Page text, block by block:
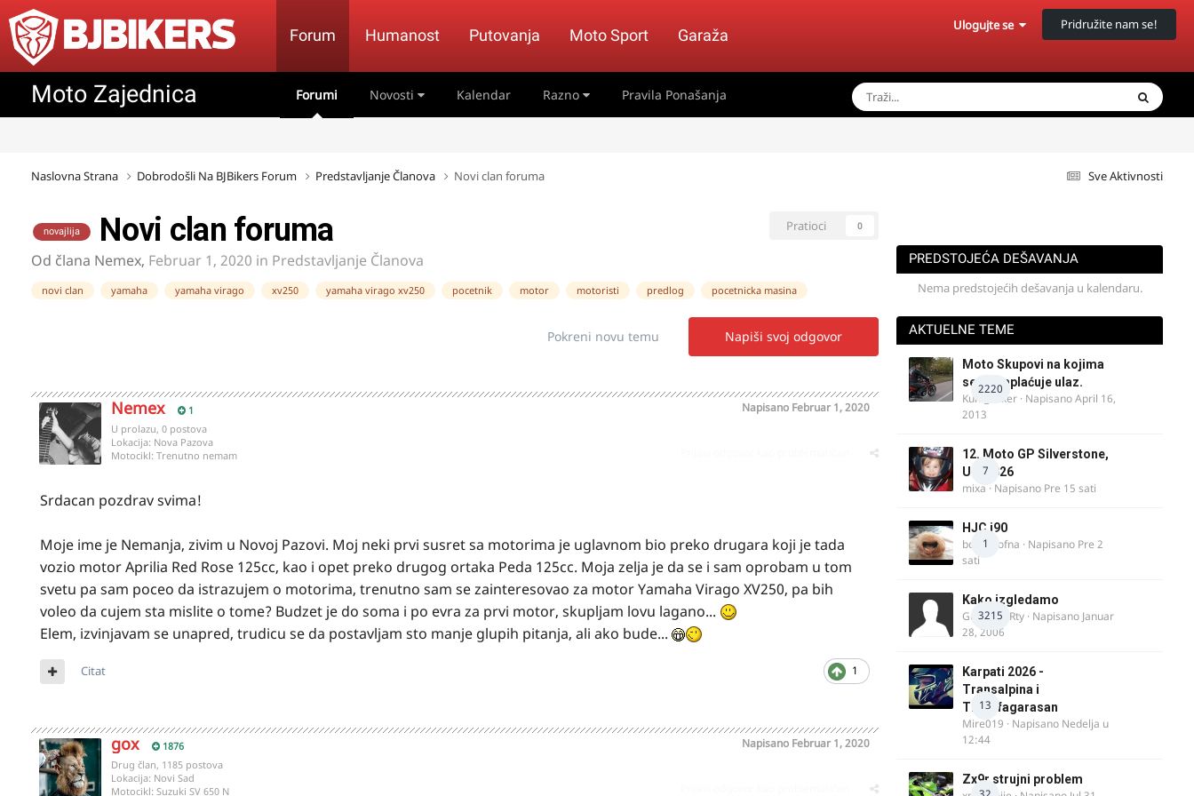
Forum Humanost Putovanja Moto Sport Garaža
Ulogujte se Pridružite nam se!
Moto Zajednica Forumi Novosti Kalendar Razno Pravila Ponašanja
Sve Aktivnosti
Naslovna Strana Dobrodošli Na BJBikers Forum Predstavljanje Članova Novi clan foruma
Pratioci 0
novajlija Novi clan foruma
Od člana Nemex, Februar 1, 2020 in Predstavljanje Članova
novi clan yamaha yamaha virago xv250 yamaha virago xv250 pocetnik motor motoristi predlog pocetnicka masina
Napiši svoj odgovor
Pokreni novu temu
Nemex 1 Napisano Februar 1, 2020
U prolazu, 0 postova
Lokacija: Nova Pazova
Motocikl: Trenutno nemam
Srdacan pozdrav svima!
Moje ime je Nemanja, zivim u Novoj Pazovi. Moj neki prvi susret sa motorima je uglavnom bio preko drugara koji je tada
vozio motor Aprilia Red Rose 125cc, kao i opet preko drugog ortaka Peda 125cc. Moja zelja je da se i sam oprobam u tom
svetu pa sam poceo da istrazujem o motorima, trenutno sam se zainteresovao za motor Yamaha Virago XV250, pa bih
voleo da cujem sta mislite o tome? Budzet je do soma i po evra za prvi motor, skupljam lovu lagano...
Elem, izvinjavam se unapred, trudicu se da postavljam sto manje glupih pitanja, ali ako bude...
1
Citat
gox 1876 Napisano Februar 1, 2020
Drug član, 1185 postova
Lokacija: Novi Sad
Motocikl: Suzuki SV 650 N
PREDSTOJEĆA DEŠAVANJA
Nema predstojećih dešavanja u kalendaru.
AKTUELNE TEME
2220
Moto Skupovi na kojima
se ne naplaćuje ulaz.
Kum_Mixer · NapisanoApril 16,
2013
7
12. Moto GP Silverstone,
UK, 2026
mixa · Napisano Pre 15 sati
1
HJC i90
bobi_krofna · Napisano Pre 2
sati
3215
Kako izgledamo
Guest diRRty · Napisano Januar
28, 2006
13
Karpati 2026 -
Transalpina i
Transfagarasan
Mire019 · Napisano Nedelja u
12:44
Zx9r strujni problem